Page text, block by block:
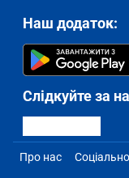
Наш додаток:
Слідкуйте за
Про нас